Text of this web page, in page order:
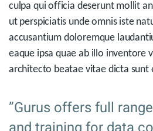
culpa qui officia deserunt mollit
ut perspiciatis unde omnis iste
accusantium doloremque
eaque ipsa quae ab illo inventore
architecto beatae vitae dicta sunt
”Gurus offers full